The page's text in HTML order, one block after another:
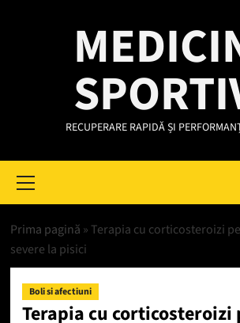
RECUPERARE RAPIDĂ ȘI
Menu
Prima pagină » Terapia cu corticosteroizi
severe la pisici
Boli si afectiuni
Terapia cu corticosteroizi